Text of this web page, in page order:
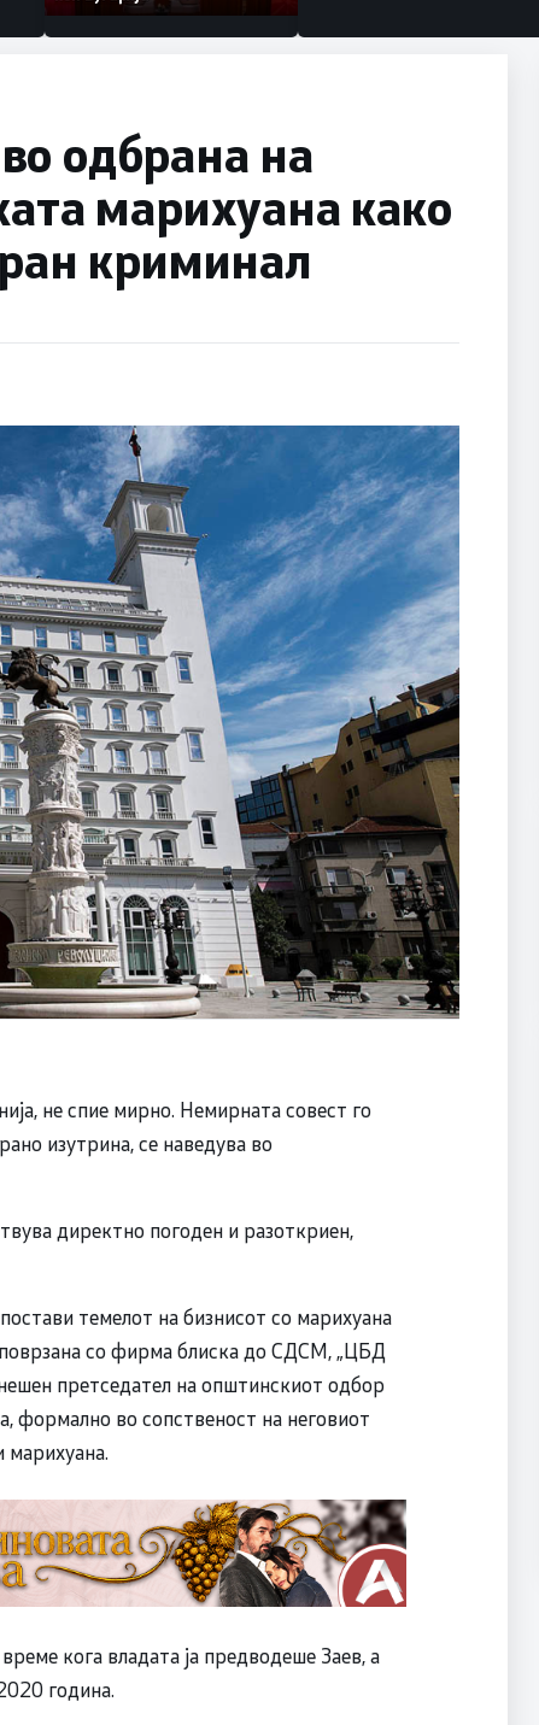
одбрана на
марихуана како
криминал
не спие мирно. Немирната совест го
изутрина, се наведува во
директно погоден и разоткриен,
темелот на бизнисот со марихуана
со фирма блиска до СДСM, „ЦБД
претседател на општинскиот одбор
формално во сопственост на неговиот
марихуана.
кога владата ја предводеше Заев, а
година.